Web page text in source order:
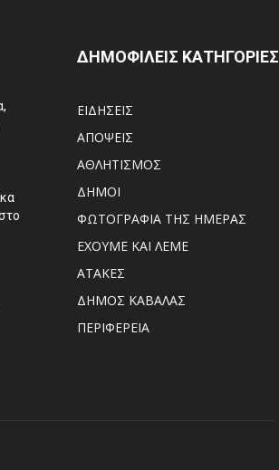
ΔΗΜΟΦΙΛΕΙΣ ΚΑΤΗΓΟΡΙΕΣ
ΕΙΔΗΣΕΙΣ
ΑΠΟΨΕΙΣ
ΑΘΛΗΤΙΣΜΟΣ
ΔΗΜΟΙ
ΦΩΤΟΓΡΑΦΙΑ ΤΗΣ ΗΜΕΡΑΣ
ΕΧΟΥΜΕ ΚΑΙ ΛΕΜΕ
ΑΤΑΚΕΣ
ΔΗΜΟΣ ΚΑΒΑΛΑΣ
ΠΕΡΙΦΕΡΕΙΑ